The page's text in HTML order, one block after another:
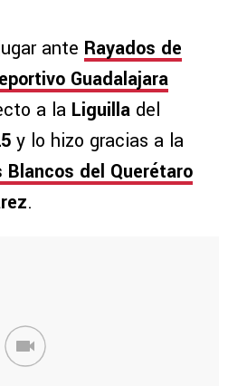
ante Rayados de
Guadalajara
a la Liguilla del
y lo hizo gracias a la
Blancos del Querétaro
.